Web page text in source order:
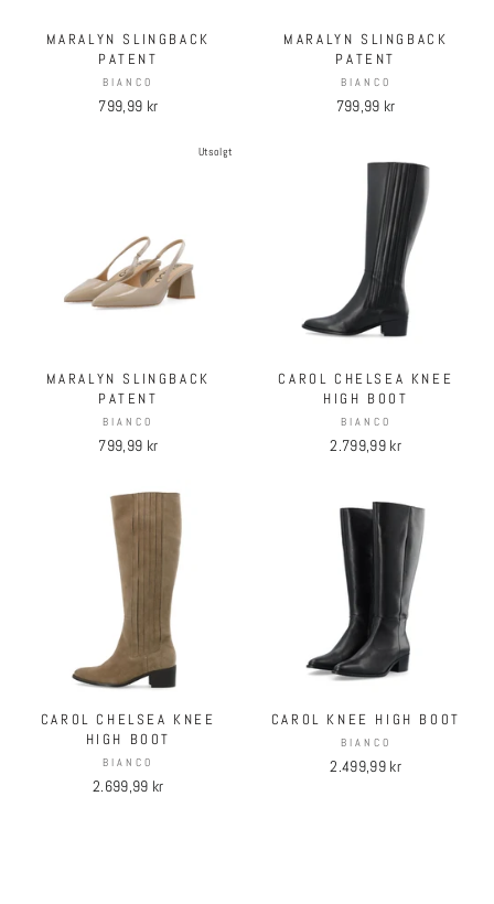
MARALYN SLINGBACK
PATENT
BIANCO
799,99 kr
MARALYN SLINGBACK
PATENT
BIANCO
799,99 kr
Utsolgt
MARALYN SLINGBACK
PATENT
BIANCO
799,99 kr
CAROL CHELSEA KNEE
HIGH BOOT
BIANCO
2.799,99 kr
CAROL CHELSEA KNEE
HIGH BOOT
BIANCO
2.699,99 kr
CAROL KNEE HIGH BOOT
BIANCO
2.499,99 kr